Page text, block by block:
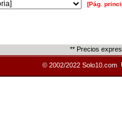
[Pág.
** Precios
© 2002/2022 Solo10.com